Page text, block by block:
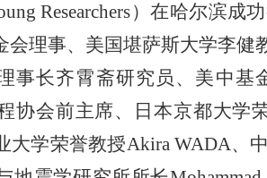
Researchers）在哈尔滨
理事、美国堪萨斯大学李健
事长齐霄斋研究员、美中基
协会前主席、日本京都大学
大学荣誉教授Akira WADA、